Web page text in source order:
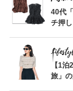
40代
チ押
【1
旅」